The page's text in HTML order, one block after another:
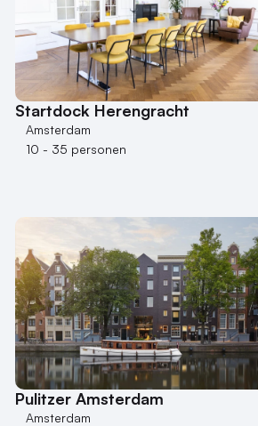
Startdock Herengracht
Amsterdam
10 - 35 personen
Pulitzer Amsterdam
Amsterdam